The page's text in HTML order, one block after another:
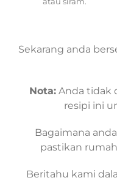
Sekarang anda
Nota: Anda tidak
resipi ini
Bagaimana
pastikan
Beritahu kami